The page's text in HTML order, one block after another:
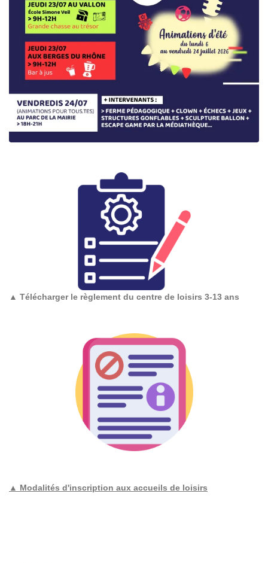
▲ Télécharger le règlement du centre de loisirs 3-13 ans
▲ Modalités d'inscription aux accueils de loisirs